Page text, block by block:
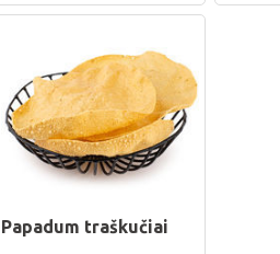
Papadum traškučiai